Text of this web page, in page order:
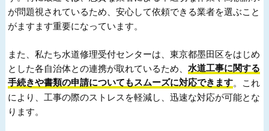
が問題視されているため、安心して依頼できる業者を選ぶこと
がますます重要になっています。
また、私たち水道修理受付センターは、東京都墨田区をはじめ
とした各自治体との連携が取れているため、水道工事に関する
手続きや書類の申請についてもスムーズに対応できます。これ
により、工事の際のストレスを軽減し、迅速な対応が可能とな
ります。